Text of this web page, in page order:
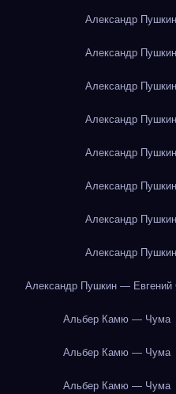
Александр
Александр
Александр
Александр
Александр
Александр
Александр
Александр
Александр Пушкин — Евгений
Альбер Камю — Чума
Альбер Камю — Чума
Альбер Камю — Чума